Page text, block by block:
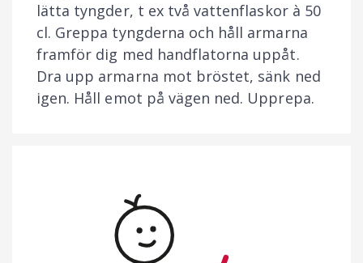
lätta tyngder, t ex två vattenflaskor à 50
cl. Greppa tyngderna och håll armarna
framför dig med handflatorna uppåt.
Dra upp armarna mot bröstet, sänk ned
igen. Håll emot på vägen ned. Upprepa.